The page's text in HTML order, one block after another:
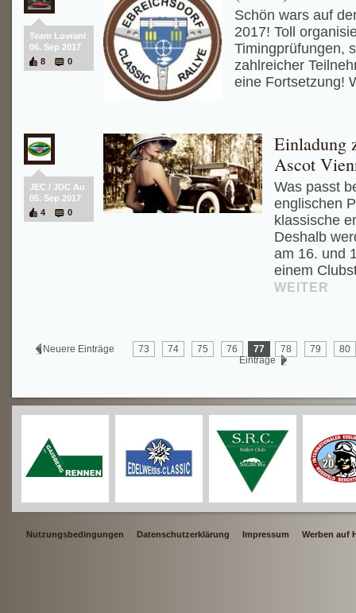
Team Lovrani
06. Sep 2017
8
0
Schön wars auf
2017! Toll
Timingprüfungen,
zahlreicher
eine Fortsetzung!
JEC / JDC Au
05. Sep 2017
4
0
Einladung
Ascot
Was passt
englischen
klassische
Deshalb
am 16. und
einem
WEITER
Neuere Einträge 73 74 75 76 77 78 79
80
Einträge
Nutzungsbedingungen Datenschutzerklärung Impressum Werben auf